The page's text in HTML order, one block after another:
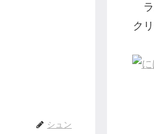
シュン
ク